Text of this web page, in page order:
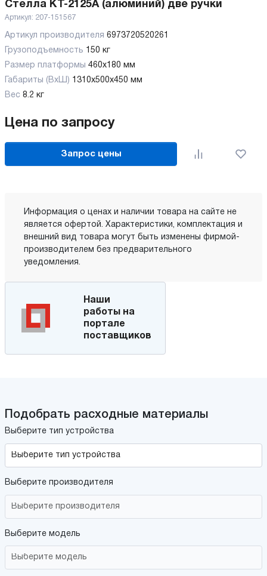
Стелла КТ-2125A (алюминий) две ручки
Артикул: 207-151567
Артикул производителя 6973720520261
Грузоподъемность 150 кг
Размер платформы 460х180 мм
Габариты (ВхШ) 1310х500х450 мм
Вес 8.2 кг
Цена по запросу
Запрос цены
Информация о ценах и наличии товара на сайте не
является офертой. Характеристики, комплектация и
внешний вид товара могут быть изменены фирмой-
производителем без предварительного
уведомления.
Наши
работы на
портале
поставщиков
Подобрать расходные материалы
Выберите тип устройства
Выберите производителя
Выберите модель